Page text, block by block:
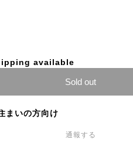
available
Sold out
まいの方向け
通報する